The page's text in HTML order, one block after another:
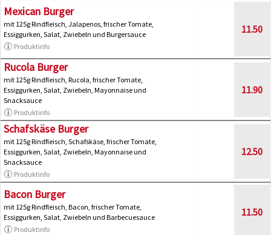
Mexican Burger
mit 125g Rindfleisch, Jalapenos, frischer Tomate,
Essiggurken, Salat, Zwiebeln und Burgersauce
Produktinfo
11.50
Rucola Burger
mit 125g Rindfleisch, Rucola, frischer Tomate,
Essiggurken, Salat, Zwiebeln, Mayonnaise und
Snacksauce
Produktinfo
11.90
Schafskäse Burger
mit 125g Rindfleisch, Schafskäse, frischer Tomate,
Essiggurken, Salat, Zwiebeln, Mayonnaise und
Snacksauce
Produktinfo
12.50
Bacon Burger
mit 125g Rindfleisch, Bacon, frischer Tomate,
Essiggurken, Salat, Zwiebeln und Barbecuesauce
Produktinfo
11.50